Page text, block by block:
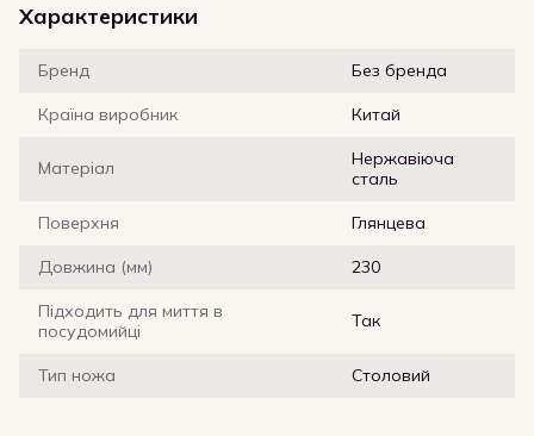
Характеристики
Бренд Без бренда
Країна виробник Китай
Матеріал
Нержавіюча
сталь
Поверхня Глянцева
Довжина (мм) 230
Підходить для миття в
посудомийці
Так
Тип ножа Столовий